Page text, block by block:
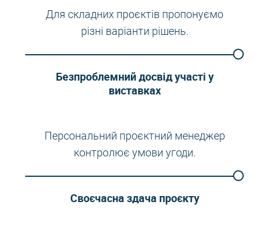
Для складних проєктів пропонуємо
різні варіанти рішень.
Безпроблемний досвід участі у
виставках
Персональний проєктний менеджер
контролює умови угоди.
Своєчасна здача проєкту